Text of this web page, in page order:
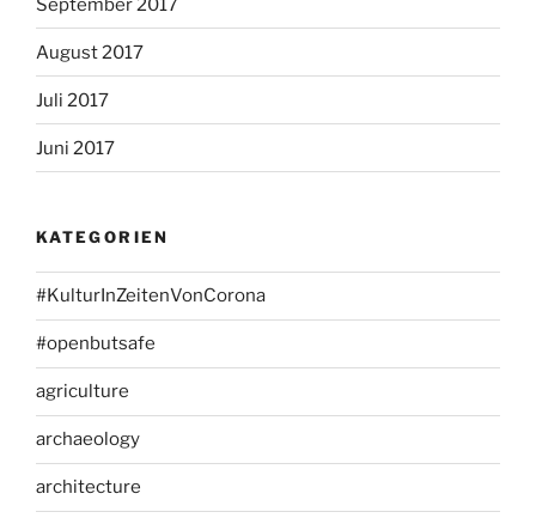
September 2017
August 2017
Juli 2017
Juni 2017
KATEGORIEN
#KulturInZeitenVonCorona
#openbutsafe
agriculture
archaeology
architecture